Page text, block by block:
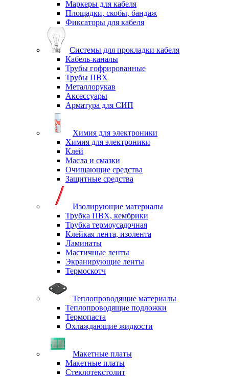
Маркеры для кабеля
Площадки, скобы, бандаж
Фиксаторы для кабеля
Системы для прокладки кабеля
Кабель-каналы
Трубы гофрированные
Трубы ПВХ
Металлорукав
Аксессуары
Арматура для СИП
Химия для электроники
Химия для электроники
Клей
Масла и смазки
Очищающие средства
Защитные средства
Изолирующие материалы
Трубка ПВХ, кембрики
Трубка термоусадочная
Клейкая лента, изолента
Ламинаты
Мастичные ленты
Экранирующие ленты
Термоскотч
Теплопроводящие материалы
Теплопроводящие подложки
Термопаста
Охлаждающие жидкости
Макетные платы
Макетные платы
Стеклотекстолит